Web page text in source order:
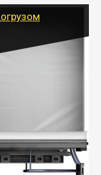
от 5 до
догруз
от 200 кг в
Попутные
обходятся